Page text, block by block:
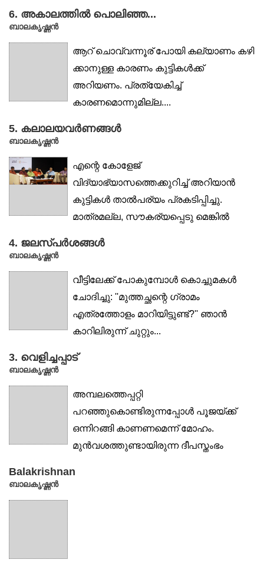
6. അകാലത്തിൽ പൊലിഞ്ഞ...
ബാലകൃഷ്ണൻ
ആറ് ചൊവ്വന്നൂര് പോയി കല്യാണം കഴി
ക്കാനുള്ള കാരണം കുട്ടികൾക്ക്
അറിയണം. പ്രത്യേകിച്ച്
കാരണമൊന്നുമില്ല....
5. കലാലയവർണങ്ങൾ
ബാലകൃഷ്ണൻ
എന്റെ കോളേജ്
വിദ്യാഭ്യാസത്തെക്കുറിച്ച് അറിയാൻ
കുട്ടികൾ താൽപര്യം പ്രകടിപ്പിച്ചു.
മാത്രമല്ല, സൗകര്യപ്പെടു മെങ്കിൽ
4. ജലസ്പർശങ്ങൾ
ബാലകൃഷ്ണൻ
വീട്ടിലേക്ക് പോകുമ്പോൾ കൊച്ചുമകൾ
ചോദിച്ചു: ''മുത്തച്ഛന്റെ ഗ്രാമം
എത്രത്തോളം മാറിയിട്ടുണ്ട്?'' ഞാൻ
കാറിലിരുന്ന് ചുറ്റും...
3. വെളിച്ചപ്പാട്
ബാലകൃഷ്ണൻ
അമ്പലത്തെപ്പറ്റി
പറഞ്ഞുകൊണ്ടിരുന്നപ്പോൾ പൂജയ്ക്ക്
ഒന്നിറങ്ങി കാണണമെന്ന് മോഹം.
മുൻവശത്തുണ്ടായിരുന്ന ദീപസ്തംഭം
Balakrishnan
ബാലകൃഷ്ണൻ